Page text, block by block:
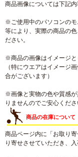
商品画像については下記
※ご使用中のパソコンの
等により、実際の商品の
ださい。
※商品の画像はイメージと
（特にウエアはイメージ
合がございます）
※画像と実物の色や質感
りませんのでご安心くださ
商品の在庫について
商品ページ内に「お取り
り寄せさせていただき、